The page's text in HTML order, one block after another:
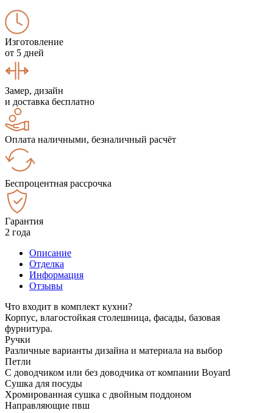
Изготовление
от 5 дней
Замер, дизайн
и доставка бесплатно
Оплата наличными, безналичный расчёт
Беспроцентная рассрочка
Гарантия
2 года
Описание
Отделка
Информация
Отзывы
Что входит в комплект кухни?
Корпус, влагостойкая столешница, фасады, базовая
фурнитура.
Ручки
Различные варианты дизайна и материала на выбор
Петли
С доводчиком или без доводчика от компании Boyard
Сушка для посуды
Хромированная сушка с двойным поддоном
Направляющие пвш